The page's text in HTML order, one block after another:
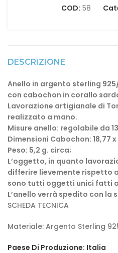
COD: 58
DESCRIZIONE
Anello in argento sterling
con cabochon in corallo
Lavorazione artigianale di
realizzato a mano.
Misure anello: regolabile da
Dimensioni Cabochon: 18,77
Peso: 5,2 g. circa;
L’oggetto, in quanto
differire lievemente rispetto
sono tutti oggetti unici fatti
L’anello verrà spedito con
SCHEDA TECNICA
Materiale: Argento Sterling
Paese Di Produzione: Italia